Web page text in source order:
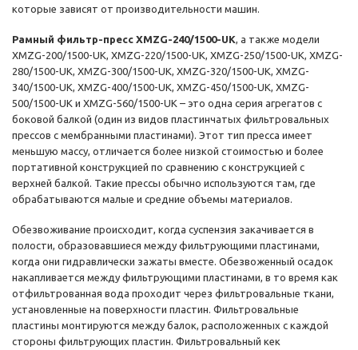
которые зависят от производительности машин.
Рамный фильтр-пресс XMZG-240/1500-UK, а также модели
XMZG-200/1500-UK, XMZG-220/1500-UK, XMZG-250/1500-UK, XMZG-
280/1500-UK, XMZG-300/1500-UK, XMZG-320/1500-UK, XMZG-
340/1500-UK, XMZG-400/1500-UK, XMZG-450/1500-UK, XMZG-
500/1500-UK и XMZG-560/1500-UK – это одна серия агрегатов с
боковой балкой (один из видов пластинчатых фильтровальных
прессов с мембранными пластинами). Этот тип пресса имеет
меньшую массу, отличается более низкой стоимостью и более
портативной конструкцией по сравнению с конструкцией с
верхней балкой. Такие прессы обычно используются там, где
обрабатываются малые и средние объемы материалов.
Обезвоживание происходит, когда суспензия закачивается в
полости, образовавшиеся между фильтрующими пластинами,
когда они гидравлически зажаты вместе. Обезвоженный осадок
накапливается между фильтрующими пластинами, в то время как
отфильтрованная вода проходит через фильтровальные ткани,
установленные на поверхности пластин. Фильтровальные
пластины монтируются между балок, расположенных с каждой
стороны фильтрующих пластин. Фильтровальный кек